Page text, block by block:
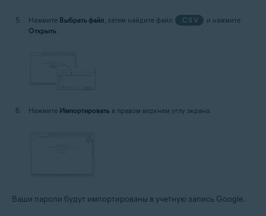
Нажмите Выбрать файл, затем найдите файл .CSV
и нажмите
Открыть.
Нажмите Импортировать в правом верхнем углу экрана.
Ваши пароли будут импортированы в учетную запись Google.